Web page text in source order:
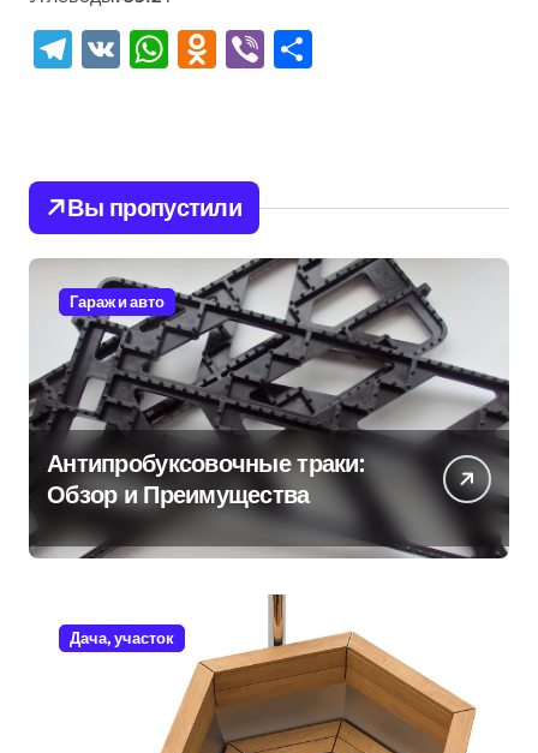
Telegram
VK WhatsApp
Odnoklassniki
Viber
Вы пропустили
Гараж и авто
Антипробуксовочные траки:
Обзор и Преимущества
Дача, участок